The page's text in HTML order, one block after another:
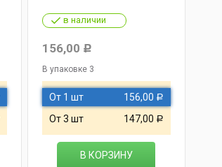
в наличии
156,00 Р
В упаковке 3
От 1 шт 156,00 Р
От 3 шт 147,00 Р
В КОРЗИНУ